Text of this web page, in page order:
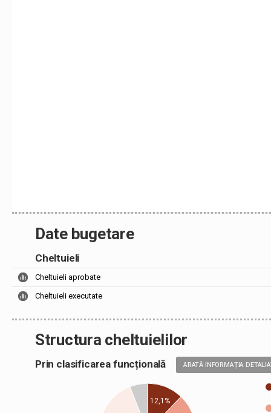
Date bugetare
Cheltuieli
Cheltuieli aprobate
Cheltuieli executate
Structura cheltuielilor
Prin clasificarea funcțională ARATĂ INFORMAȚIA
12,1%